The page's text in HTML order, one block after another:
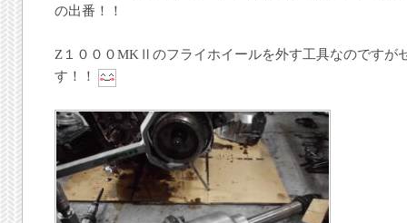
の出番！！
Z１０００MKⅡのフライホイールを外す工具なのですが
す！！